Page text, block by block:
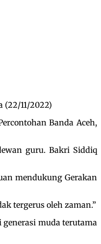
(22/11/2022)
Banda Aceh,
guru. Bakri Siddiq
mendukung Gerakan
tergerus oleh zaman.”
muda terutama